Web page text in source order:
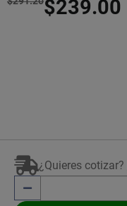
$239.00
¿Quieres cotizar?